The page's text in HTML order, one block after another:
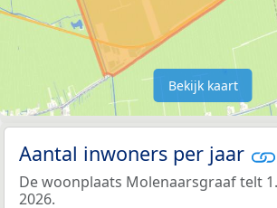
Bekijk kaart
Aantal inwoners per jaar
De woonplaats Molenaarsgraaf telt
2026.